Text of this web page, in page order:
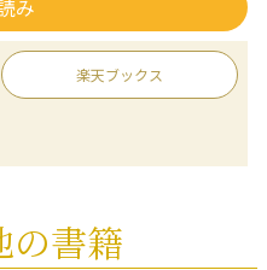
み
楽天ブックス
の書籍